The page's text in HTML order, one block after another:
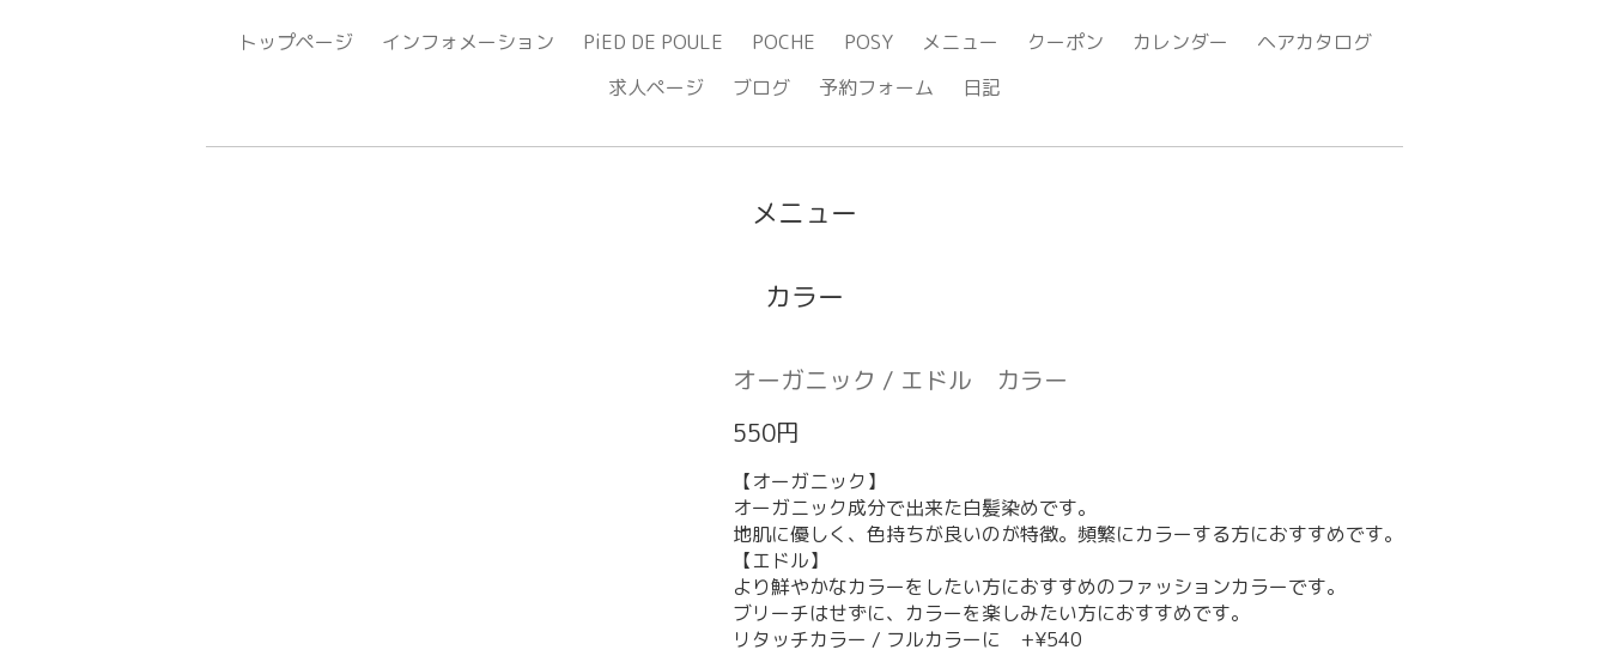
トップページ インフォメーション PiED DE POULE POCHE POSY メニュー クーポン カレンダー
ヘアカタログ
求人ページ
ブログ 予約フォーム 日記
メニュー
カラー
オーガニック / エドル カラー
550円
【オーガニック】
オーガニック成分で出来た白髪染めです。
地肌に優しく、色持ちが良いのが特徴。頻繁にカラーする方におすすめです。
【エドル】
より鮮やかなカラーをしたい方におすすめのファッションカラーです。
ブリーチはせずに、カラーを楽しみたい方におすすめです。
リタッチカラー / フルカラーに +¥540